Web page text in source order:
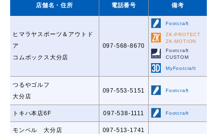
店舗名 ・住所 電話番号 備考
ヒマラヤスポーツ＆アウトド
ア
コムボックス大分店
097-568-8670
Footcraft
ZK-PROTECT
ZK-MOTION
Footcraft
CUSTOM
MyFootcraft
つるやゴルフ
大分店
097-553-5151 Footcraft
トキハ本店6F 097-538-1111 Footcraft
モンベル 大分店 097-513-1741